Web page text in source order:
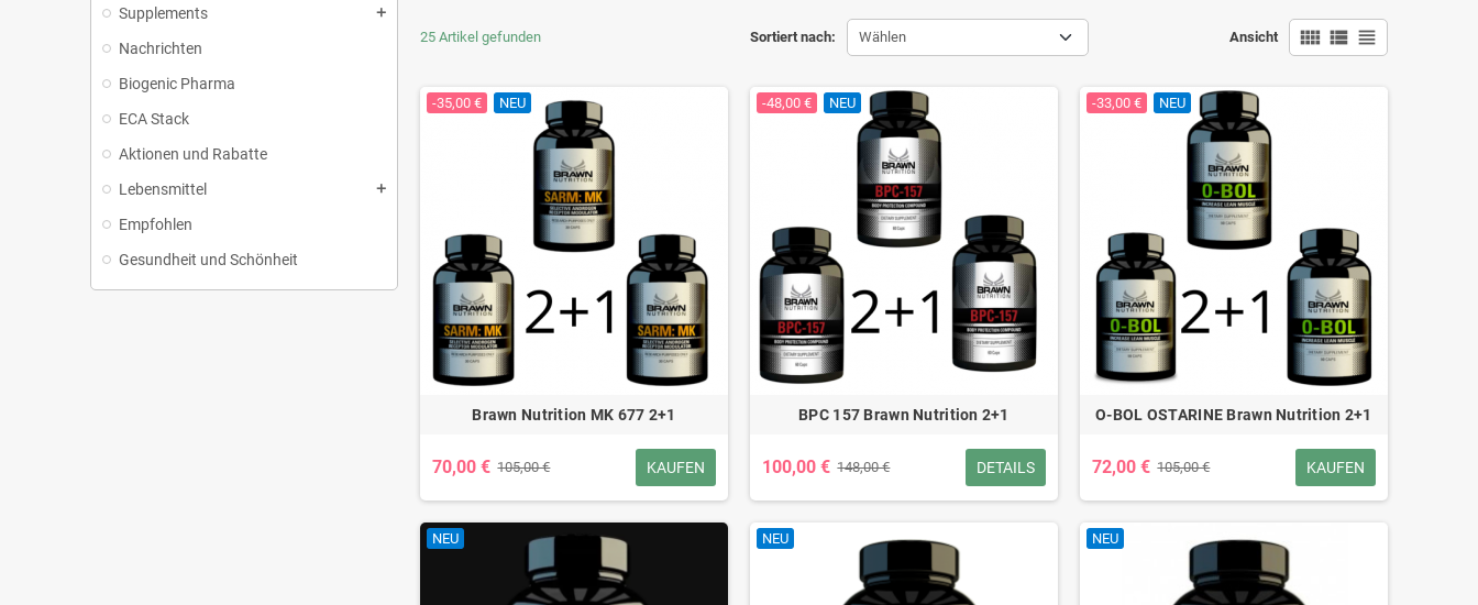
Supplements add
Nachrichten
Biogenic Pharma
ECA Stack
Aktionen und Rabatte
Lebensmittel
add
Empfohlen
Gesundheit und Schönheit
Sortiert nach: Wählen Ansicht view_comfy view_list view_headline
25 Artikel gefunden
-35,00 € NEU
Brawn Nutrition MK 677 2+1
70,00 € 105,00 € KAUFEN
-48,00 € NEU
BPC 157 Brawn Nutrition 2+1
100,00 € 148,00 € DETAILS
-33,00 € NEU
O-BOL OSTARINE Brawn Nutrition 2+1
72,00 € 105,00 € KAUFEN
NEU NEU NEU